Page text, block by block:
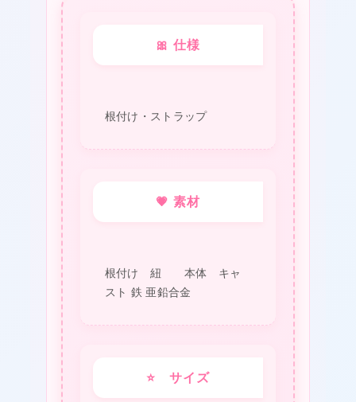
②）
🎀 仕様
根付け・ストラップ
💗 素材
根付け 紐 本体 キャ
スト 鉄 亜鉛合金
⭐ サイズ
★
❤